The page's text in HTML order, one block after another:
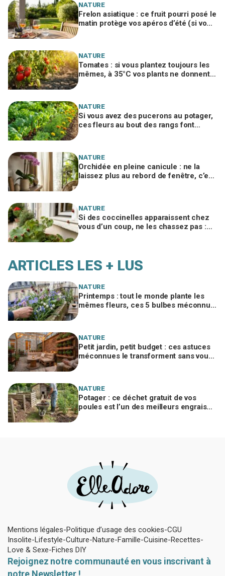
NATURE
Frelon asiatique : ce fruit pourri posé le
matin protège vos apéros d’été (si vous
NATURE
Tomates : si vous plantez toujours les
mêmes, à 35°C vos plants ne donnent
NATURE
Si vous avez des pucerons au potager,
ces fleurs au bout des rangs font
NATURE
Orchidée en pleine canicule : ne la
laissez plus au rebord de fenêtre, c’est
NATURE
Si des coccinelles apparaissent chez
vous d’un coup, ne les chassez pas :
ARTICLES LES + LUS
NATURE
Printemps : tout le monde plante les
mêmes fleurs, ces 5 bulbes méconnus
NATURE
Petit jardin, petit budget : ces astuces
méconnues le transforment sans vous
NATURE
Potager : ce déchet gratuit de vos
poules est l’un des meilleurs engrais
Mentions légales Politique d’usage des cookies CGU
Insolite Lifestyle Culture Nature Famille Cuisine Recettes
Love & Sexe Fiches DIY
Rejoignez notre communauté en vous inscrivant à
notre Newsletter !